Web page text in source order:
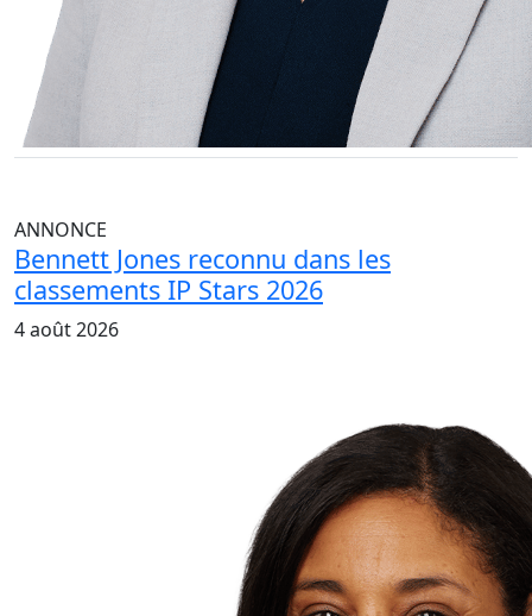
ANNONCE
Bennett Jones reconnu dans les
classements IP Stars 2026
4 août 2026